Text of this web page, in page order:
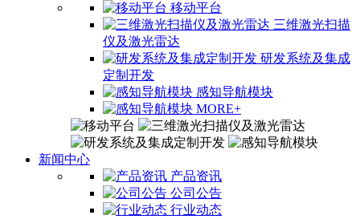
移动平台
三维激光扫描
仪及激光雷达
研发系统及集成
定制开发
感知导航模块
MORE+
新闻中心
产品资讯
公司公告
行业动态